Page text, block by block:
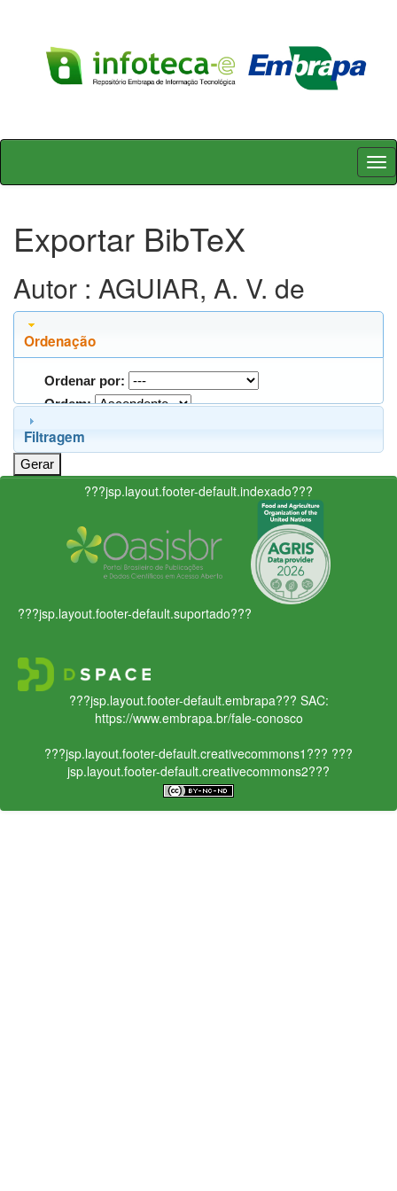
Skip
Exportar BibTeX
Autor : AGUIAR, A. V. de
Ordenação
Ordenar por:
Ordem:
Filtragem
???jsp.layout.footer-default.indexado???
???jsp.layout.footer-default.suportado???
???jsp.layout.footer-default.embrapa??? SAC:
https://www.embrapa.br/fale-conosco
???jsp.layout.footer-default.creativecommons1??? ???
jsp.layout.footer-default.creativecommons2???